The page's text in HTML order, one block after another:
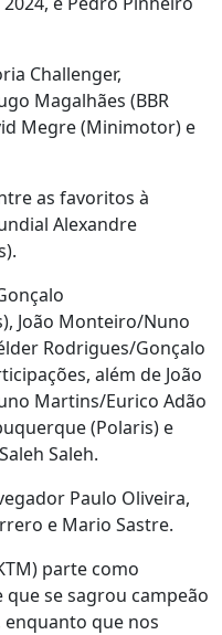
Challenger,
Magalhães (BBR
Megre (Minimotor) e
as favoritos à
Alexandre
João Monteiro/Nuno
Rodrigues/Gonçalo
além de João
Martins/Eurico Adão
(Polaris) e
Saleh.
Paulo Oliveira,
e Mario Sastre.
parte como
se sagrou campeão
enquanto que nos